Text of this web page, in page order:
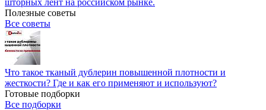
шторных лент на российском рынке.
Полезные советы
Все советы
Что такое тканый дублерин повышенной плотности и
жесткости? Где и как его применяют и используют?
Готовые подборки
Все подборки